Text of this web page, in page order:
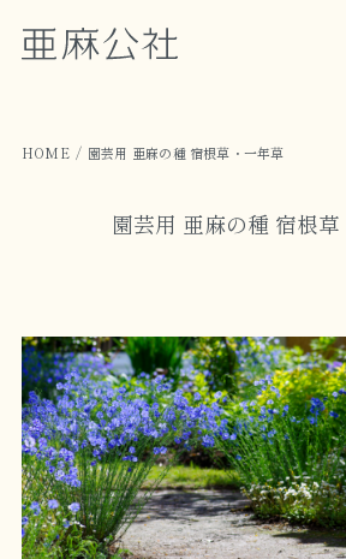
HOME 園芸用 亜麻の種 宿根草・一年草
園芸用 亜麻の種 宿根草